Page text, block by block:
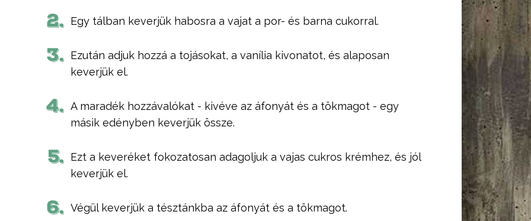
2. Egy tálban keverjük habosra a vajat a por- és barna cukorral.
3. Ezután adjuk hozzá a tojásokat, a vanília kivonatot, és alaposan
keverjük el.
4. A maradék hozzávalókat - kivéve az áfonyát és a tökmagot - egy
másik edényben keverjük össze.
5. Ezt a keveréket fokozatosan adagoljuk a vajas cukros krémhez, és jól
keverjük el.
6. Végül keverjük a tésztánkba az áfonyát és a tökmagot.